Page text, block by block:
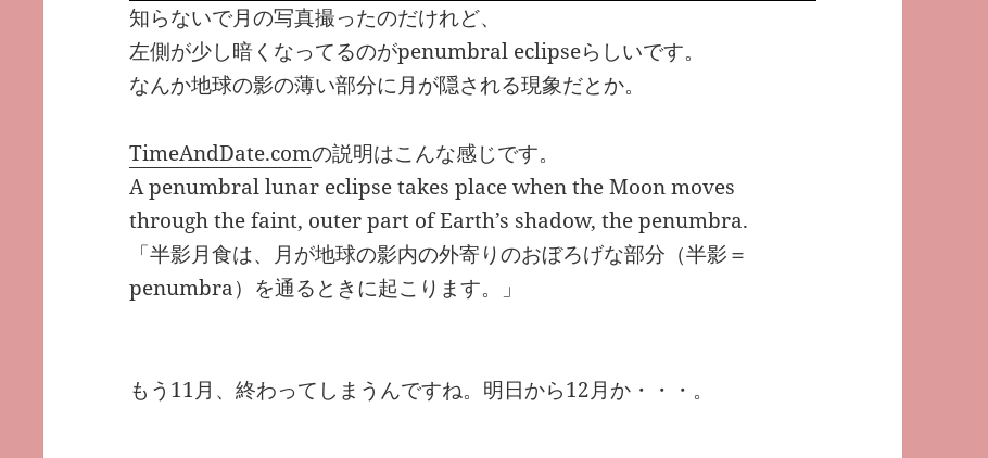
知らないで月の写真撮ったのだけれど、
左側が少し暗くなってるのがpenumbral eclipseらしいです。
なんか地球の影の薄い部分に月が隠される現象だとか。
TimeAndDate.comの説明はこんな感じです。
A penumbral lunar eclipse takes place when the Moon moves
through the faint, outer part of Earth’s shadow, the penumbra.
「半影月食は、月が地球の影内の外寄りのおぼろげな部分（半影＝
penumbra）を通るときに起こります。」
もう11月、終わってしまうんですね。明日から12月か・・・。